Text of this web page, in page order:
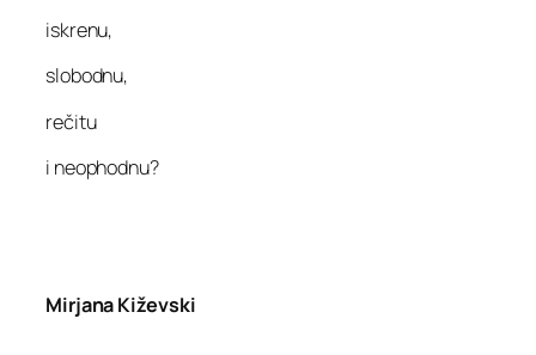
iskrenu,
slobodnu,
rečitu
i neophodnu?
Mirjana Kiževski